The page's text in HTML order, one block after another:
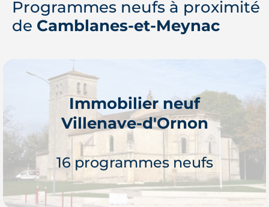
Programmes neufs à proximité
de Camblanes-et-Meynac
Immobilier neuf
Villenave-d'Ornon
16 programmes neufs